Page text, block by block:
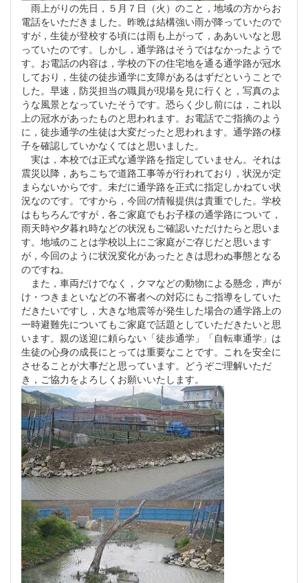
雨上がりの先日，５月７日（火）のこと，地域の方からお
電話をいただきました。昨晩は結構強い雨が降っていたので
すが，生徒が登校する頃には雨も上がって，ああいいなと思
っていたのです。しかし，通学路はそうではなかったようで
す。お電話の内容は，学校の下の住宅地を通る通学路が冠水
しており，生徒の徒歩通学に支障があるはずだということで
した。早速，防災担当の職員が現場を見に行くと，写真のよ
うな風景となっていたそうです。恐らく少し前には，これ以
上の冠水があったものと思われます。お電話でご指摘のよう
に，徒歩通学の生徒は大変だったと思われます。通学路の様
子を確認していかなくてはと思いました。
実は，本校では正式な通学路を指定していません。それは
震災以降，あちこちで道路工事等が行われており，状況が定
まらないからです。未だに通学路を正式に指定しかねてい状
況なのです。ですから，今回の情報提供は貴重でした。学校
はもちろんですが，各ご家庭でもお子様の通学路について，
雨天時や夕暮れ時などの状況もご確認いただけたらと思いま
す。地域のことは学校以上にご家庭がご存じだと思います
が，今回のように状況変化があったときは思わぬ事態となる
のですね。
また，車両だけでなく，クマなどの動物による懸念，声が
け・つきまといなどの不審者への対応にもご指導をしていた
だきたいですし，大きな地震等が発生した場合の通学路上の
一時避難先についてもご家庭で話題としていただきたいと思
います。親の送迎に頼らない「徒歩通学」「自転車通学」は
生徒の心身の成長にとっては重要なことです。これを安全に
させることが大事だと思っています。どうぞご理解いただ
き，ご協力をよろしくお願いいたします。